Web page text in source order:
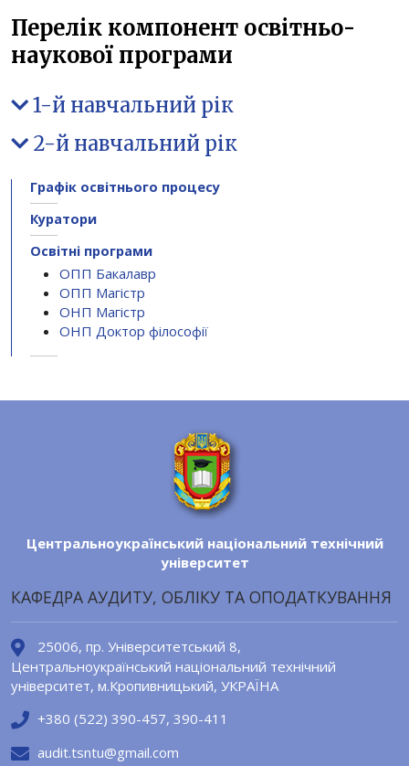
Перелік компонент освітньо-
наукової програми
1-й навчальний рік
2-й навчальний рік
Графік освітнього процесу
Куратори
Освітні програми
ОПП Бакалавр
ОПП Магістр
ОНП Магістр
ОНП Доктор філософії
Центральноукраїнський національний технічний
університет
КАФЕДРА АУДИТУ, ОБЛІКУ ТА ОПОДАТКУВАННЯ
25006, пр. Університетський 8,
Центральноукраїнський національний технічний
університет, м.Кропивницький, УКРАЇНА
+380 (522) 390-457, 390-411
audit.tsntu@gmail.com